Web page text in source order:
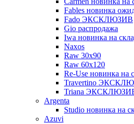
Fables новинка
Fado ЭКСКЛЮЗИВ
Gio распродажа
Iwa новинка на
Naxos
Raw 30x90
Raw 60х120
Re-Use новинка на
Travertino
Triana
Argenta
Studio новинка на
Azuvi